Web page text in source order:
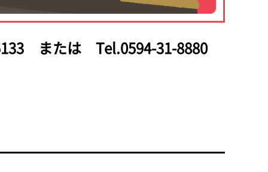
または Tel.0594-31-8880